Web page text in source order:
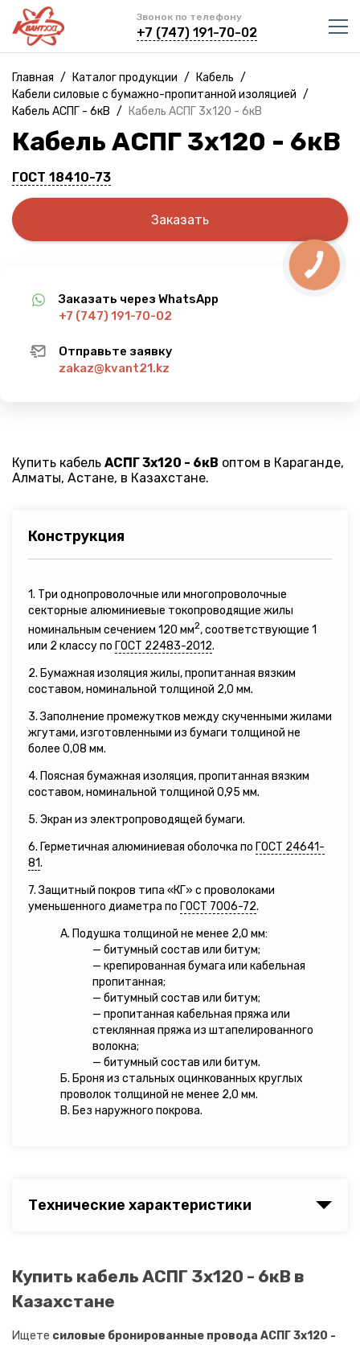
Звонок по телефону
+7 (747) 191-70-02
Главная / Каталог продукции / Кабель /
Кабели силовые с бумажно-пропитанной изоляцией /
Кабель АСПГ - 6кВ / Кабель АСПГ 3х120 - 6кВ
Кабель АСПГ 3х120 - 6кВ
ГОСТ 18410-73
Заказать
Заказать через WhatsApp
+7 (747) 191-70-02
Отправьте заявку
zakaz@kvant21.kz
Купить кабель АСПГ 3х120 - 6кВ оптом в Караганде,
Алматы, Астане, в Казахстане.
Конструкция
1. Три однопроволочные или многопроволочные
секторные алюминиевые токопроводящие жилы
номинальным сечением 120 мм2, соответствующие 1
или 2 классу по ГОСТ 22483-2012.
2. Бумажная изоляция жилы, пропитанная вязким
составом, номинальной толщиной 2,0 мм.
3. Заполнение промежутков между скученными жилами
жгутами, изготовленными из бумаги толщиной не
более 0,08 мм.
4. Поясная бумажная изоляция, пропитанная вязким
составом, номинальной толщиной 0,95 мм.
5. Экран из электропроводящей бумаги.
6. Герметичная алюминиевая оболочка по ГОСТ 24641-
81.
7. Защитный покров типа «КГ» с проволоками
уменьшенного диаметра по ГОСТ 7006-72.
А. Подушка толщиной не менее 2,0 мм:
— битумный состав или битум;
— крепированная бумага или кабельная
пропитанная;
— битумный состав или битум;
— пропитанная кабельная пряжа или
стеклянная пряжа из штапелированного
волокна;
— битумный состав или битум.
Б. Броня из стальных оцинкованных круглых
проволок толщиной не менее 2,0 мм.
В. Без наружного покрова.
Технические характеристики
Купить кабель АСПГ 3х120 - 6кВ в
Казахстане
Ищете силовые бронированные провода АСПГ 3х120 -